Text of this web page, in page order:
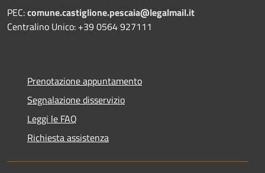
PEC:comune.castiglione.pescaia@legalmail.it
Centralino Unico: +39 0564 927111
Prenotazione appuntamento
Segnalazione disservizio
Leggi le FAQ
Richiesta assistenza